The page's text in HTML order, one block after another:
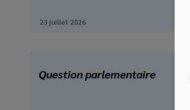
23 juillet 2026
Question parlementaire